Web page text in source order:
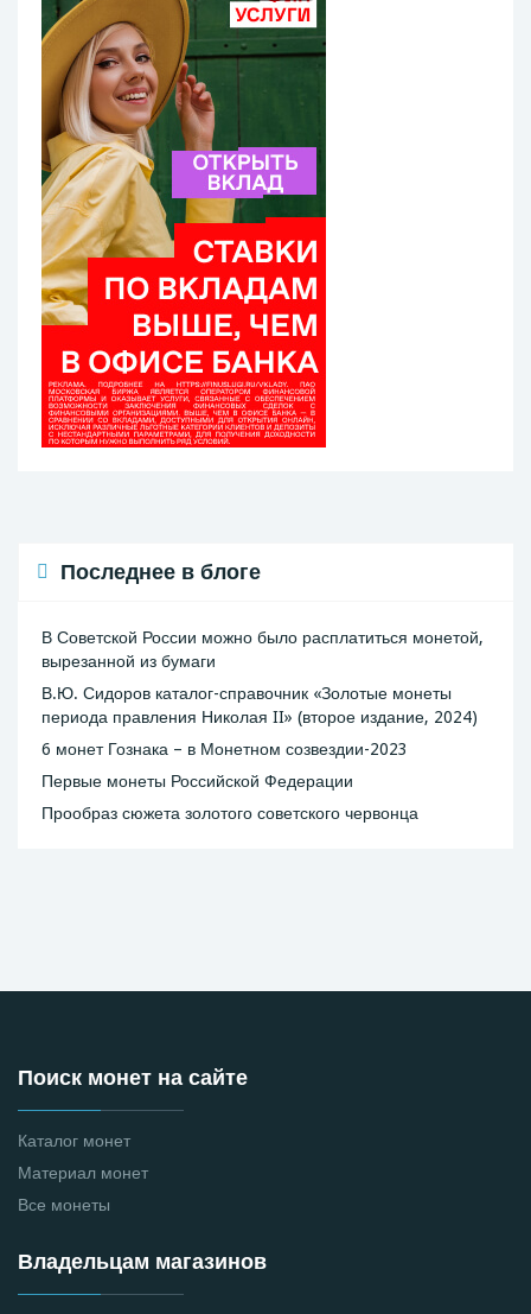
Последнее в блоге
В Советской России можно было расплатиться монетой,
вырезанной из бумаги
В.Ю. Сидоров каталог-справочник «Золотые монеты
периода правления Николая II» (второе издание, 2024)
6 монет Гознака – в Монетном созвездии-2023
Первые монеты Российской Федерации
Прообраз сюжета золотого советского червонца
Поиск монет на сайте
Каталог монет
Материал монет
Все монеты
Владельцам магазинов